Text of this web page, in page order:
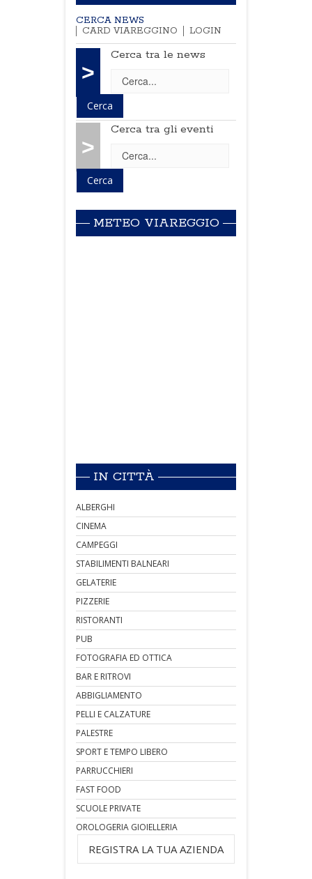
CERCA NEWS
CARD VIAREGGINO
LOGIN
>
Cerca tra le news
>
Cerca tra gli eventi
METEO VIAREGGIO
IN CITTÀ
ALBERGHI
CINEMA
CAMPEGGI
STABILIMENTI BALNEARI
GELATERIE
PIZZERIE
RISTORANTI
PUB
FOTOGRAFIA ED OTTICA
BAR E RITROVI
ABBIGLIAMENTO
PELLI E CALZATURE
PALESTRE
SPORT E TEMPO LIBERO
PARRUCCHIERI
FAST FOOD
SCUOLE PRIVATE
OROLOGERIA GIOIELLERIA
REGISTRA LA TUA AZIENDA